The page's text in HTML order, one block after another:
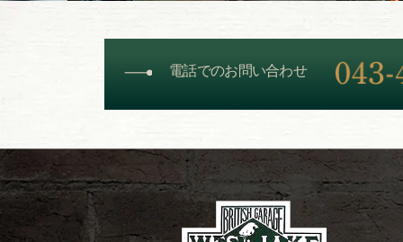
電話でのお問い合わせ